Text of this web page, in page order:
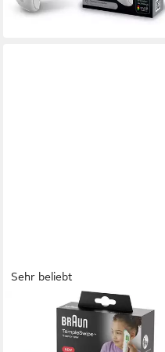
einschließlich Neugeborener
lieferbar - in 2-3 Werktagen bei dir
Sehr beliebt
Fieberthermometer
TempleSwipe™